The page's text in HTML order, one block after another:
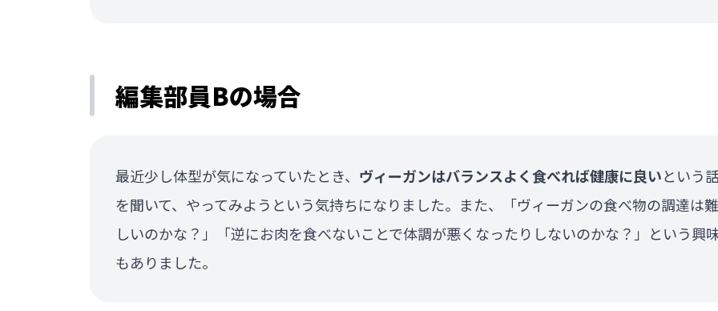
編集部員Bの場合
最近少し体型が気になっていたとき、 ヴィーガンはバランスよく食べれば健康に良いという
を聞いて、やってみようという気持ちになりました。また、「ヴィーガンの食べ物の調達は難
しいのかな？」「逆にお肉を食べないことで体調が悪くなったりしないのかな？」という興
もありました。